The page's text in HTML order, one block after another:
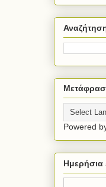
Powered
Ημερήσια